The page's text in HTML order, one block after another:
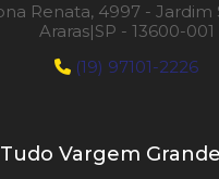
Renata, 4997 - Jardim
Araras|SP - 13600-001
(19) 97101-2226
Vargem